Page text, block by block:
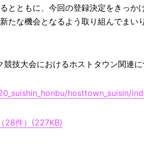
とともに、今回の登録決定をきっ
たな機会となるよう取り組んでまいり
技大会におけるホストタウン関連
hosttown_suisin/
28件）(227KB)